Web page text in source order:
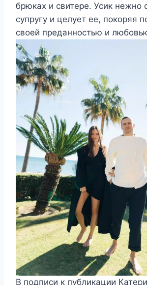
брюках и свитере. Усик нежно
супругу и целует ее, покоряя
своей преданностью и
В подписи к публикации